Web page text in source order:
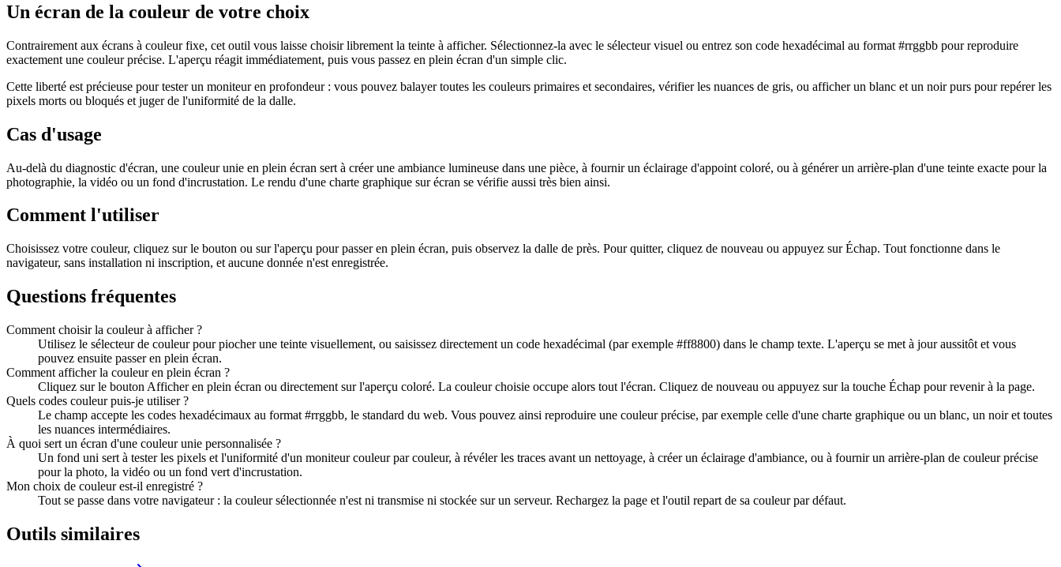
Un écran de la couleur de votre choix
Contrairement aux écrans à couleur fixe, cet outil vous laisse choisir librement la teinte à afficher. Sélectionnez-la avec le sélecteur visuel ou entrez son code hexadécimal au format #rrggbb pour reproduire
exactement une couleur précise. L'aperçu réagit immédiatement, puis vous passez en plein écran d'un simple clic.
Cette liberté est précieuse pour tester un moniteur en profondeur : vous pouvez balayer toutes les couleurs primaires et secondaires, vérifier les nuances de gris, ou afficher un blanc et un noir purs pour repérer les
pixels morts ou bloqués et juger de l'uniformité de la dalle.
Cas d'usage
Au-delà du diagnostic d'écran, une couleur unie en plein écran sert à créer une ambiance lumineuse dans une pièce, à fournir un éclairage d'appoint coloré, ou à générer un arrière-plan d'une teinte exacte pour la
photographie, la vidéo ou un fond d'incrustation. Le rendu d'une charte graphique sur écran se vérifie aussi très bien ainsi.
Comment l'utiliser
Choisissez votre couleur, cliquez sur le bouton ou sur l'aperçu pour passer en plein écran, puis observez la dalle de près. Pour quitter, cliquez de nouveau ou appuyez sur Échap. Tout fonctionne dans le
navigateur, sans installation ni inscription, et aucune donnée n'est enregistrée.
Questions fréquentes
Comment choisir la couleur à afficher ?
Utilisez le sélecteur de couleur pour piocher une teinte visuellement, ou saisissez directement un code hexadécimal (par exemple #ff8800) dans le champ texte. L'aperçu se met à jour aussitôt et vous
pouvez ensuite passer en plein écran.
Comment afficher la couleur en plein écran ?
Cliquez sur le bouton Afficher en plein écran ou directement sur l'aperçu coloré. La couleur choisie occupe alors tout l'écran. Cliquez de nouveau ou appuyez sur la touche Échap pour revenir à la page.
Quels codes couleur puis-je utiliser ?
Le champ accepte les codes hexadécimaux au format #rrggbb, le standard du web. Vous pouvez ainsi reproduire une couleur précise, par exemple celle d'une charte graphique ou un blanc, un noir et toutes
les nuances intermédiaires.
À quoi sert un écran d'une couleur unie personnalisée ?
Un fond uni sert à tester les pixels et l'uniformité d'un moniteur couleur par couleur, à révéler les traces avant un nettoyage, à créer un éclairage d'ambiance, ou à fournir un arrière-plan de couleur précise
pour la photo, la vidéo ou un fond vert d'incrustation.
Mon choix de couleur est-il enregistré ?
Tout se passe dans votre navigateur : la couleur sélectionnée n'est ni transmise ni stockée sur un serveur. Rechargez la page et l'outil repart de sa couleur par défaut.
Outils similaires